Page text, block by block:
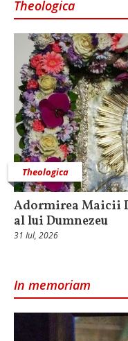
Theologica
Theologica
Adormirea Maicii
al lui Dumnezeu
31 Iul, 2026
In memoriam